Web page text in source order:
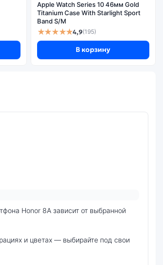
Apple Watch Series 10 46мм Gold
Titanium Case With Starlight Sport
Band S/M
★★★★★4,9(195)
В корзину